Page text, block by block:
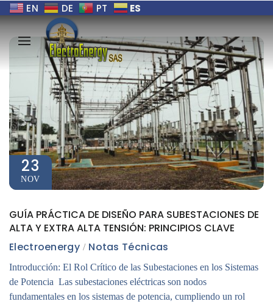
EN DE PT ES
23
NOV
GUÍA PRÁCTICA DE DISEÑO PARA SUBESTACIONES DE
ALTA Y EXTRA ALTA TENSIÓN: PRINCIPIOS CLAVE
Electroenergy
Notas Técnicas
Introducción: El Rol Crítico de las Subestaciones en los Sistemas
de Potencia Las subestaciones eléctricas son nodos
fundamentales en los sistemas de potencia, cumpliendo un rol